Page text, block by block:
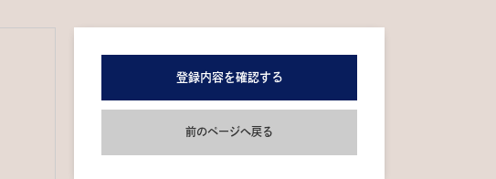
登録内容を確認する
前のページへ戻る